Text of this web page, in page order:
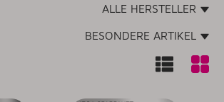
ALLE HERSTELLER
BESONDERE ARTIKEL